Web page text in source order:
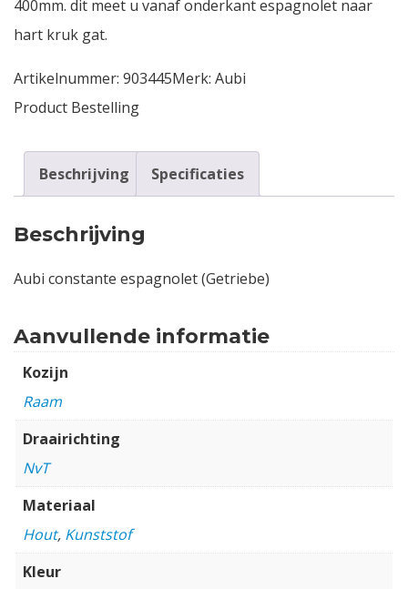
400mm. dit meet u vanaf onderkant espagnolet naar
hart kruk gat.
Artikelnummer: 903445Merk: Aubi
Product Bestelling
Beschrijving Specificaties
Beschrijving
Aubi constante espagnolet (Getriebe)
Aanvullende informatie
Kozijn
Raam
Draairichting
NvT
Materiaal
Hout, Kunststof
Kleur